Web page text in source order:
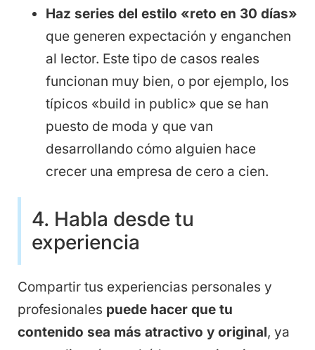
Haz series del estilo «reto en 30 días»
que generen expectación y enganchen
al lector. Este tipo de casos reales
funcionan muy bien, o por ejemplo, los
típicos «build in public» que se han
puesto de moda y que van
desarrollando cómo alguien hace
crecer una empresa de cero a cien.
4. Habla desde tu
experiencia
Compartir tus experiencias personales y
profesionales puede hacer que tu
contenido sea más atractivo y original, ya